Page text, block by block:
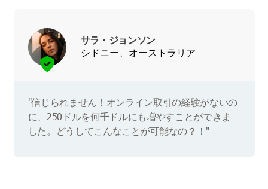
サラ・ジョンソン
シドニー、オーストラリア
"信じられません！オンライン取引の経験がないの
に、250ドルを何千ドルにも増やすことができま
した。どうしてこんなことが可能なの？！"